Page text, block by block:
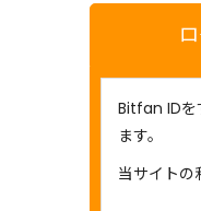
Bitfan IDを
ます。
当サイトの